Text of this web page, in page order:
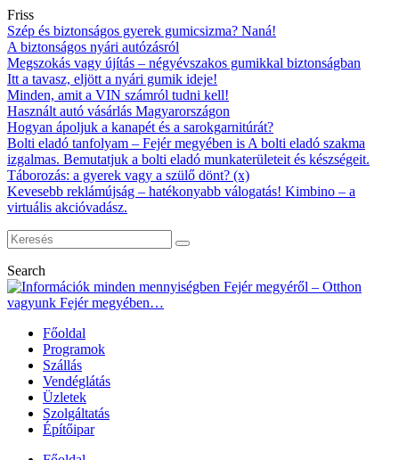
Friss
Szép és biztonságos gyerek gumicsizma? Naná!
A biztonságos nyári autózásról
Megszokás vagy újítás – négyévszakos gumikkal biztonságban
Itt a tavasz, eljött a nyári gumik ideje!
Minden, amit a VIN számról tudni kell!
Használt autó vásárlás Magyarországon
Hogyan ápoljuk a kanapét és a sarokgarnitúrát?
Bolti eladó tanfolyam – Fejér megyében is A bolti eladó szakma
izgalmas. Bemutatjuk a bolti eladó munkaterületeit és készségeit.
Táborozás: a gyerek vagy a szülő dönt? (x)
Kevesebb reklámújság – hatékonyabb válogatás! Kimbino – a
virtuális akcióvadász.
Search
Főoldal
Programok
Szállás
Vendéglátás
Üzletek
Szolgáltatás
Építőipar